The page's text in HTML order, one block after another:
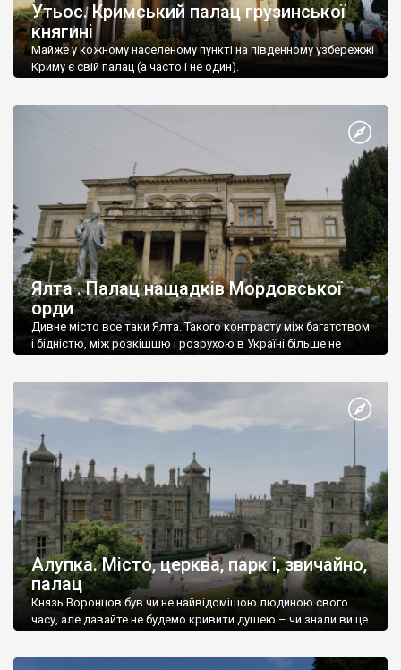
Утьос. Кримський палац грузинської
княгині
Майже у кожному населеному пункті на південному узбережжі
Криму є свій палац (а часто і не один).
Ялта . Палац нащадків Мордовської
орди
Дивне місто все таки Ялта. Такого контрасту між багатством
і бідністю, між розкішшю і розрухою в Україні більше не
Алупка. Місто, церква, парк і, звичайно,
палац
Князь Воронцов був чи не найвідомішою людиною свого
часу, але давайте не будемо кривити душею – чи знали ви це